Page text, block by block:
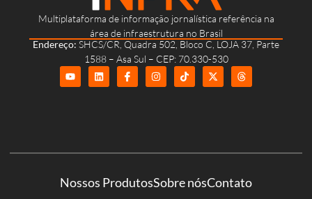
Multiplataforma de informação jornalística referência na
área de infraestrutura no Brasil
Endereço: SHCS/CR, Quadra 502, Bloco C, LOJA 37, Parte
1588 – Asa Sul – CEP: 70.330-530
Nossos ProdutosSobre nósContato